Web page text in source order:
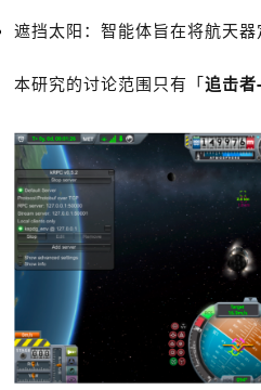
遮挡太阳：智能体旨在将航天器
本研究的讨论范围只有「追击